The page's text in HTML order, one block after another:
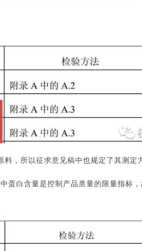
，所以征求意见稿中也规定了其测定
蛋白含量是控制产品质量的限量指标